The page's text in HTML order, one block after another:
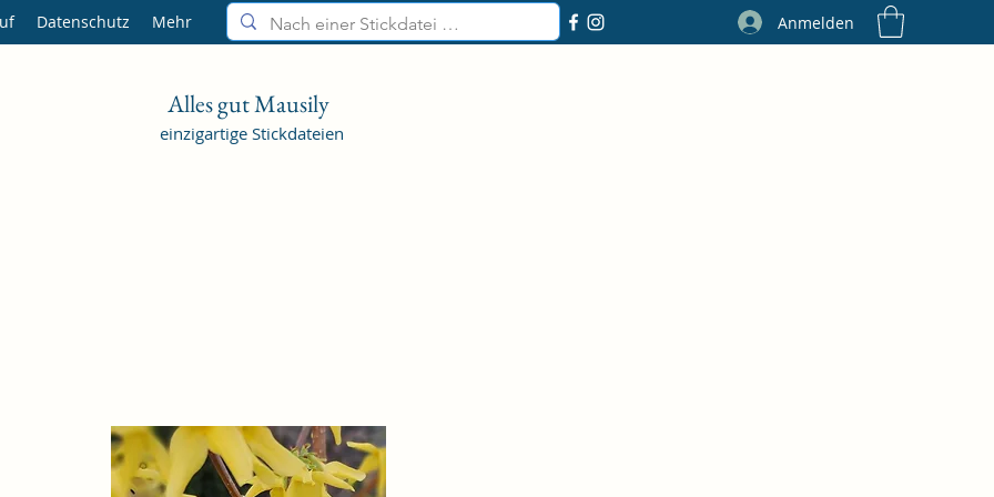
Alles gut Mausily
einzigartige Stickdateien
Datenschutz Mehr Anmelden